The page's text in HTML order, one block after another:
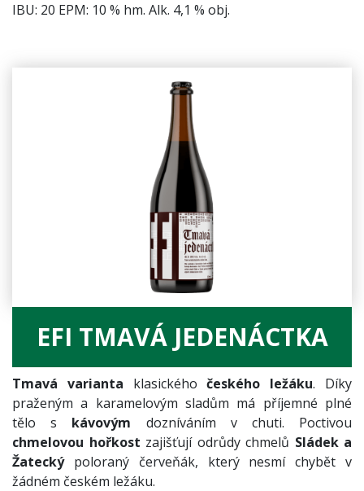
IBU: 20 EPM: 10 % hm. Alk. 4,1 % obj.
EFI TMAVÁ JEDENÁCTKA
Tmavá varianta klasickéhočeského ležáku. Díky
praženým a karamelovým sladům má příjemné plné
tělo s kávovým dozníváním v chuti. Poctivou
chmelovou hořkost zajišťují odrůdy chmelů Sládek a
Žateckýpoloraný červeňák, který nesmí chybět v
žádném českém ležáku.